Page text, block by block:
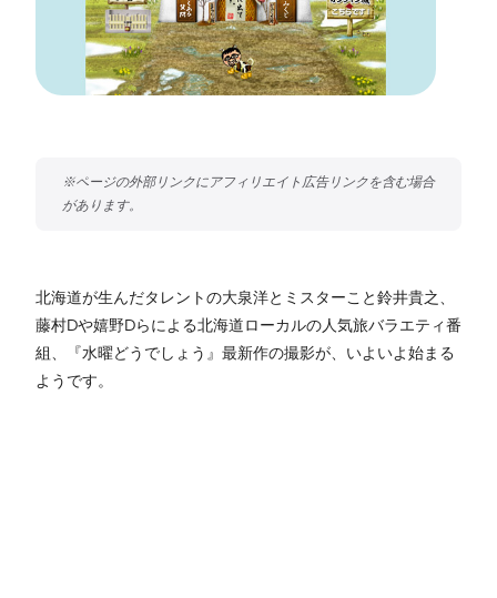
北海道が生んだタレントの大泉洋とミスターこと鈴井貴之、
藤村Dや嬉野Dらによる北海道ローカルの人気旅バラエティ番
組、『水曜どうでしょう』最新作の撮影が、いよいよ始まる
ようです。